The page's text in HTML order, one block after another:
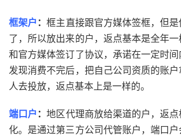
框架户 ：框主直接跟官方媒体签框，但
了，所以放出来的户，返点基本是全年
和官方媒体签订了协议，承诺在一定时间
发现消费不完后，把自己公司资质的账户
人去投放，返点基本上是一样的。
端口户 ：地区代理商放给渠道的户，返
化。是通过第三方公司代管账户，端口